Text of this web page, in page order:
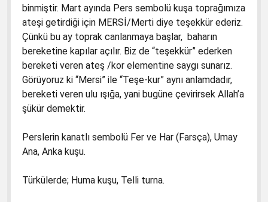
Gönderilen Hata Tespit Raporu
binmiştir. Mart ayında Pers sembolü kuşa toprağımıza
ateşi getirdiği için MERSİ/Merti diye teşekkür ederiz.
Çünkü bu ay toprak canlanmaya başlar, baharın
bereketine kapılar açılır. Biz de “teşekkür” ederken
bereketi veren ateş /kor elementine saygı sunarız.
Görüyoruz ki “Mersi” ile “Teşe-kur” aynı anlamdadır,
bereketi veren ulu ışığa, yani bugüne çevirirsek Allah’a
şükür demektir.
Perslerin kanatlı sembolü Fer ve Har (Farsça), Umay
Ana, Anka kuşu.
Türkülerde; Huma kuşu, Telli turna.